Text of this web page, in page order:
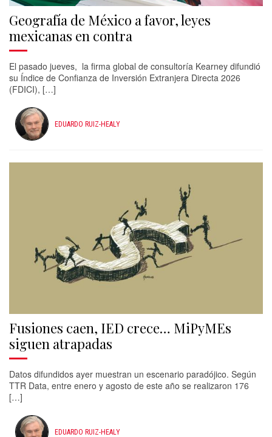
Geografía de México a favor, leyes
mexicanas en contra
El pasado jueves, la firma global de consultoría Kearney difundió
su Índice de Confianza de Inversión Extranjera Directa 2026
(FDICI), […]
EDUARDO RUIZ-HEALY
Fusiones caen, IED crece… MiPyMEs
siguen atrapadas
Datos difundidos ayer muestran un escenario paradójico. Según
TTR Data, entre enero y agosto de este año se realizaron 176
[…]
EDUARDO RUIZ-HEALY